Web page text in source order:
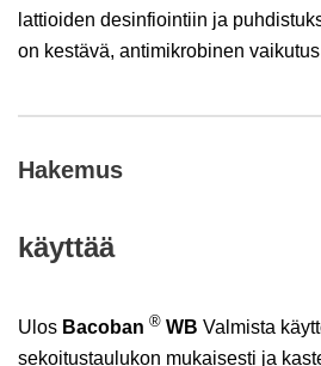
lattioiden desinfiointiin ja
on kestävä, antimikrobinen
Hakemus
käyttää
Ulos Bacoban ® WB Valmista
sekoitustaulukon mukaisesti ja